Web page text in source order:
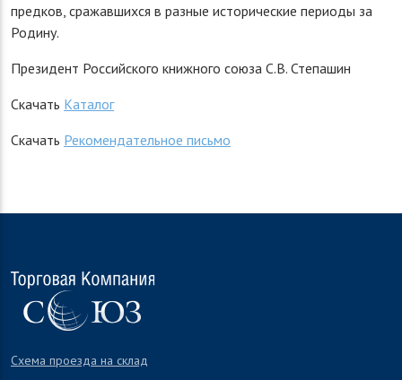
предков, сражавшихся в разные исторические периоды за
Родину.
Президент Российского книжного союза С.В. Степашин
Скачать Каталог
Скачать Рекомендательное письмо
Схема проезда на склад